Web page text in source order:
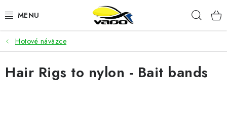
na
ŽIVÁ NÁSTRAHA
BIŽUTÉRIA
Hotové náväzce
Hair Rigs to nylon - Bait bands